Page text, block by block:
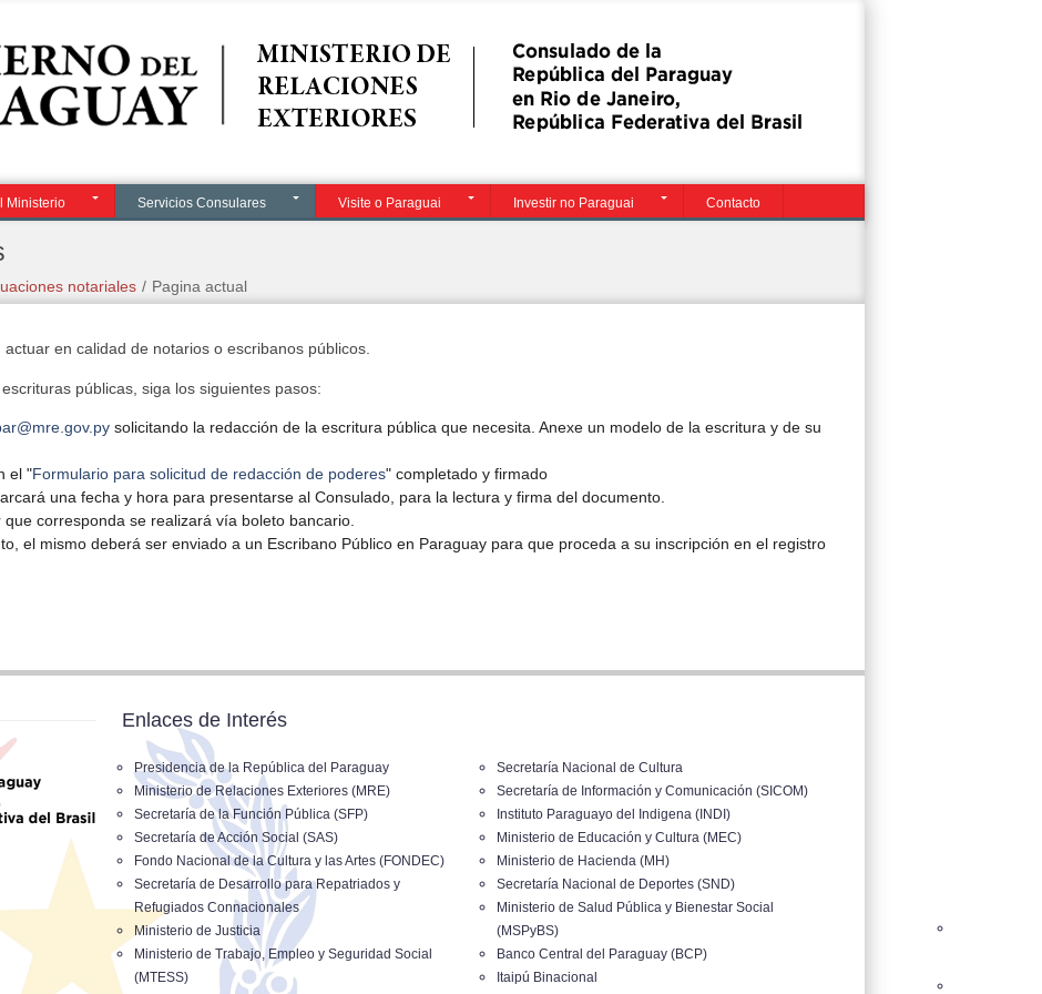
Ministerio Servicios Consulares Visite o Paraguai Investir no Paraguai Contacto
no
notariales / Pagina actual
en calidad de notarios o escribanos públicos.
públicas, siga los siguientes pasos:
solicitando la redacción de la escritura pública que necesita. Anexe un modelo de la escritura y de su
el "Formulario para solicitud de redacción de poderes" completado y firmado
una fecha y hora para presentarse al Consulado, para la lectura y firma del documento.
corresponda se realizará vía boleto bancario.
el mismo deberá ser enviado a un Escribano Público en Paraguay para que proceda a su inscripción en el registro
Enlaces de Interés
Presidencia de la República del Paraguay
Ministerio de Relaciones Exteriores (MRE)
Secretaría de la Función Pública (SFP)
Secretaría de Acción Social (SAS)
Fondo Nacional de la Cultura y las Artes (FONDEC)
Secretaría de Desarrollo para Repatriados y
Refugiados Connacionales
Ministerio de Justicia
Ministerio de Trabajo, Empleo y Seguridad Social
(MTESS)
Secretaría Nacional de Cultura
Secretaría de Información y Comunicación (SICOM)
Instituto Paraguayo del Indigena (INDI)
Ministerio de Educación y Cultura (MEC)
Ministerio de Hacienda (MH)
Secretaría Nacional de Deportes (SND)
Ministerio de Salud Pública y Bienestar Social
(MSPyBS)
Banco Central del Paraguay (BCP)
Itaipú Binacional